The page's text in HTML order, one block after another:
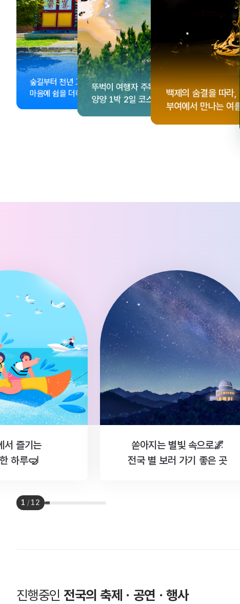
<동궁> 여운 따라🎬
떠나는 해남 여행
수집!
기념품숍 3곳⭐
더 재미있어지는숲길부터 천년 고찰까지!
마음에 쉼을 더하는 부안
뚜벅이 여행자 주목🚶
양양 1박 2일 코스
백제의 숨결을 따라,
부여에서 만나는 여름
서 즐기는
하루🤿
쏟아지는 별빛 속으로🌌
전국 별 보러 가기 좋은 곳
1 / 12
진행중인전국의 축제ㆍ공연ㆍ행사